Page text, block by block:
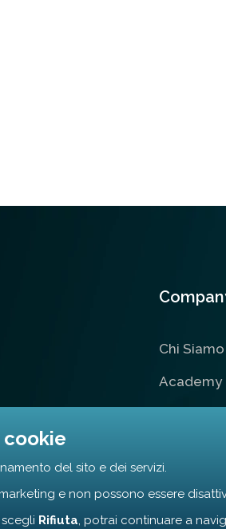
Chi Siamo
Academy
del sito e dei servizi.
e non possono essere
scegli Rifiuta , potrai continuare a